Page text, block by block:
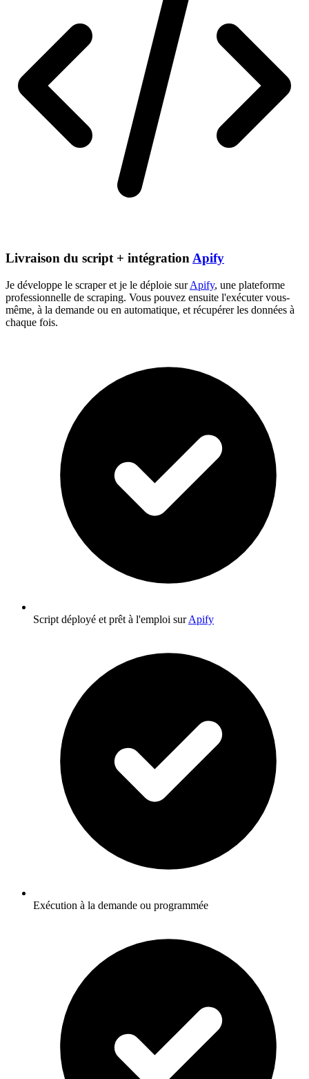
Livraison du script + intégration Apify
Je développe le scraper et je le déploie surApify, une plateforme
professionnelle de scraping. Vous pouvez ensuite l'exécuter vous-
même, à la demande ou en automatique, et récupérer les données à
chaque fois.
Script déployé et prêt à l'emploi surApify
Exécution à la demande ou programmée